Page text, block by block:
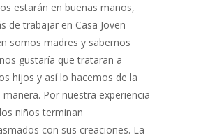
estarán en buenas manos,
de trabajar en Casa Joven
somos madres y sabemos
gustaría que trataran a
hijos y así lo hacemos de la
Por nuestra experiencia
niños terminan
con sus creaciones. La